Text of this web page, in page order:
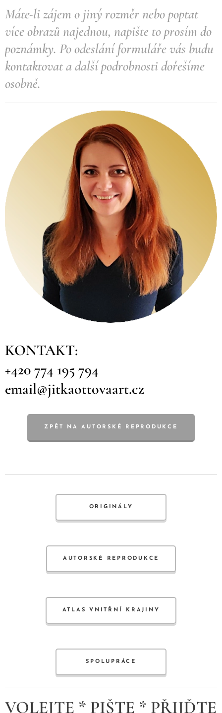
Máte-li zájem o jiný rozměr nebo poptat
více obrazů najednou, napište to prosím do
poznámky. Po odeslání formuláře vás budu
kontaktovat a další podrobnosti dořešíme
osobně.
KONTAKT:
+420 774 195 794
email@jitkaottovaart.cz
ZPĚT NA AUTORSKÉ REPRODUKCE
ORIGINÁLY
AUTORSKÉ REPRODUKCE
ATLAS VNITŘNÍ KRAJINY
SPOLUPRÁCE
VOLEJTE * PIŠTE * PŘIJĎTE